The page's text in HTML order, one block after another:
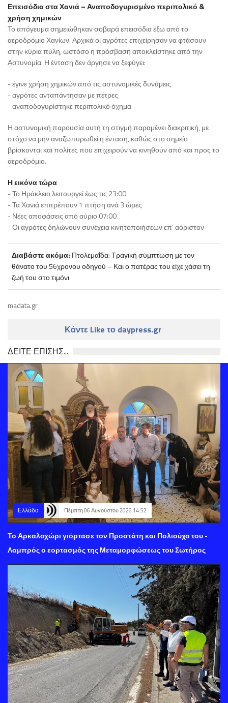
Επεισόδια στα Χανιά – Αναποδογυρισμένο περιπολικό &
χρήση χημικών
Το απόγευμα σημειώθηκαν σοβαρά επεισόδια έξω από το
αεροδρόμιο Χανίων. Αρχικά οι αγρότες επιχείρησαν να φτάσουν
στην κύρια πύλη, ωστόσο η πρόσβαση αποκλείστηκε από την
Αστυνομία. Η ένταση δεν άργησε να ξεφύγει:
- έγινε χρήση χημικών από τις αστυνομικές δυνάμεις
- αγρότες ανταπάντησαν με πέτρες
- αναποδογυρίστηκε περιπολικό όχημα
Η αστυνομική παρουσία αυτή τη στιγμή παραμένει διακριτική, με
στόχο να μην αναζωπυρωθεί η ένταση, καθώς στο σημείο
βρίσκονται και πολίτες που επιχειρούν να κινηθούν από και προς το
αεροδρόμιο.
Η εικόνα τώρα
- Το Ηράκλειο λειτουργεί έως τις 23:00
- Τα Χανιά επιτρέπουν 1 πτήση ανά 3 ώρες
- Νέες αποφάσεις από αύριο 07:00
- Οι αγρότες δηλώνουν συνέχεια κινητοποιήσεων επ’ αόριστον
Διαβάστε ακόμα: Πτολεμαΐδα: Τραγική σύμπτωση με τον
θάνατο του 56χρονου οδηγού – Και ο πατέρας του είχε χάσει τη
ζωή του στο τιμόνι
madata.gr
Κάντε Like το daypress.gr
ΔΕΙΤΕ ΕΠΙΣΗΣ...
Ελλάδα Πέμπτη 06 Αυγούστου 2026 14:52
Το Αρκαλοχώρι γιόρτασε τον Προστάτη και Πολιούχο του -
Λαμπρός ο εορτασμός της Μεταμορφώσεως του Σωτήρος